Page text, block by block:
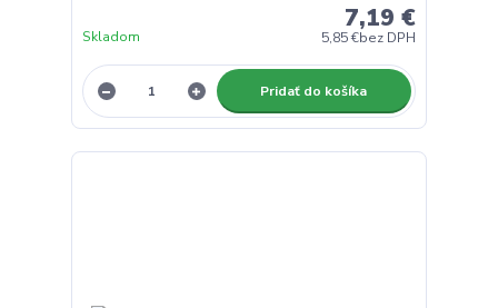
7,19 €
5,85 €bez DPH
Skladom
Pridať do košíka